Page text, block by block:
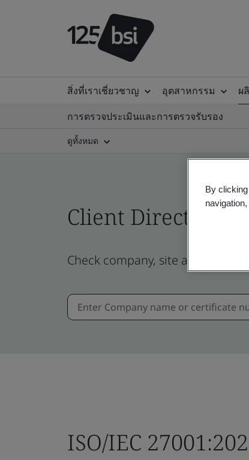
สิ่งที่เราเชี่ยวชาญ อุตสาหกรรม ผ
การตรวจประเมินและการตรวจรับรอง
ดูทั้งหมด
Client Directory
Check company, site and
ISO/IEC
By